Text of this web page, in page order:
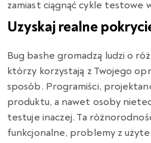
zamiast ciągnąć cykle testowe
Uzyskaj realne
Bug bashe gromadzą ludzi o
którzy korzystają z Twojego
sposób. Programiści,
produktu, a nawet osoby
testuje inaczej. Ta
funkcjonalne, problemy z